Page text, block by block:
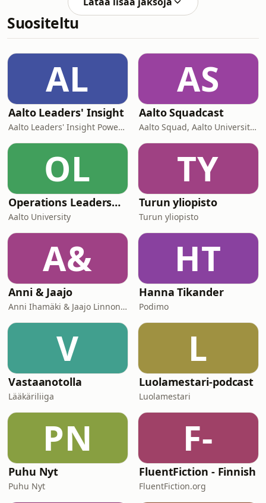
viihdyttävä podcast. Kaksi nuorta
aikuista, jotka yrittävät tehdä
elämällään enemmän sekä kokea
joilla on vain vähän parempi
huumorintaju kuin muilla. He ottavat
kantaa ajankohtaisiin ilmiöihin
Suositeltu
AL
Aalto Leaders' Insight
Aalto Leaders' Insight Powered by Aalto EE
AS
Aalto Squadcast
Aalto Squad, Aalto University student ambassadors
OL
Operations Leadership
Aalto University
TY
Turun yliopisto
Turun yliopisto
A&
Anni & Jaajo
Anni Ihamäki & Jaajo Linnonmaa/ Podme
HT
Hanna Tikander
Podimo
V
Vastaanotolla
Lääkäriliiga
L
Luolamestari-podcast
Luolamestari
PN
Puhu Nyt
Puhu Nyt
F-
FluentFiction - Finnish
FluentFiction.org